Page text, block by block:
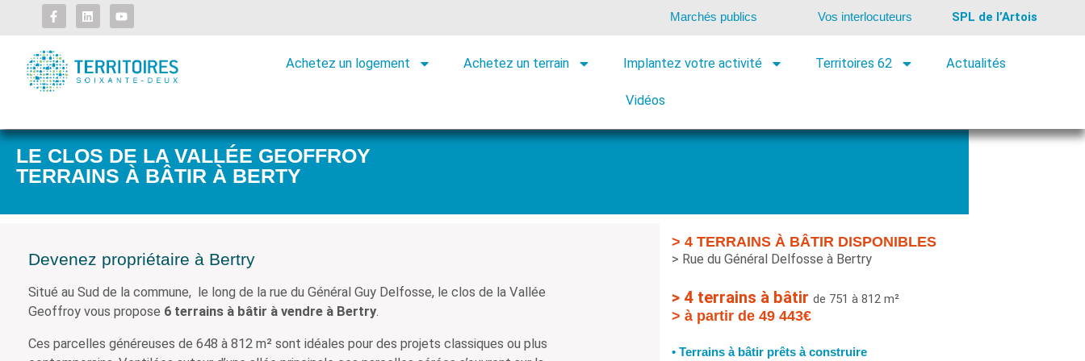
Marchés publics Vos interlocuteurs SPL de l’Artois
Achetez un logement Achetez un terrain Implantez votre activité Territoires 62 Actualités
Vidéos
Bertry
Le clos de la vallée Geoffroy
LE CLOS DE LA VALLÉE GEOFFROY
TERRAINS À BÂTIR À BERTY
Devenez propriétaire à Bertry
Situé au Sud de la commune, le long de la rue du Général Guy Delfosse, le clos de la Vallée
Geoffroy vous propose 6 terrains à bâtir à vendre à Bertry
Ces parcelles généreuses de 648 à 812 m² sont idéales pour des projets classiques ou plus
> 4 TERRAINS À BÂTIR DISPONIBLES
> Rue du Général Delfosse à Bertry
> 4 terrains à bâtir de 751 à 812 m²
> à partir de 49 443€
• Terrains à bâtir prêts à construire